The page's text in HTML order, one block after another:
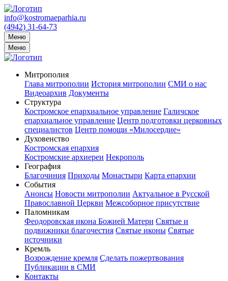
info@kostromaeparhia.ru
(4942) 31-64-73
Меню
Меню
Митрополия
Глава митрополии История митрополии СМИ о нас
Видеоархив Документы
Структура
Костромское епархиальное управление Галичское
епархиальное управление Центр подготовки церковных
специалистов Центр помощи «Милосердие»
Духовенство
Костромская епархия
Костромские архиереи Некрополь
География
Благочиния Приходы Монастыри Карта епархии
События
Анонсы Новости митрополии Актуальное в Русской
Православной Церкви Межсоборное присутствие
Паломникам
Феодоровская икона Божией Матери Святые и
подвижники благочестия Святые иконы Святые
источники
Кремль
Возрождение кремля Сделать пожертвования
Публикации в СМИ
Контакты